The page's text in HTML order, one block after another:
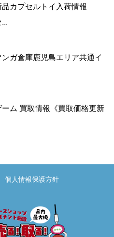
品カプセルトイ入荷情報
ンガ倉庫鹿児島エリア共通イ
ーム 買取情報《買取価格更新
個人情報保護方針